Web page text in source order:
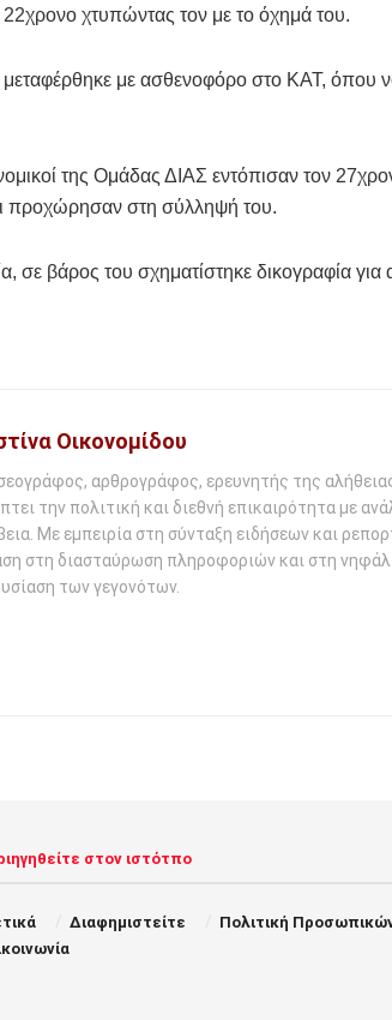
22χρονο χτυπώντας τον με το όχημά του.
με ασθενοφόρο στο ΚΑΤ, όπου
της Ομάδας ΔΙΑΣ εντόπισαν τον
προχώρησαν στη σύλληψή του.
σε βάρος του σχηματίστηκε δικογραφία για
Οικονομίδου
αρθρογράφος, ερευνητής της
την πολιτική και διεθνή επικαιρότητα με
Με εμπειρία στη σύνταξη ειδήσεων και
στη διασταύρωση πληροφοριών και στη
των γεγονότων.
στον ιστότπο
Διαφημιστείτε
Πολιτική